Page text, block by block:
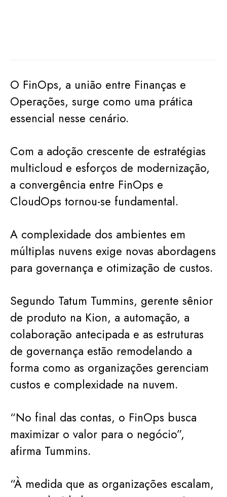
O FinOps, a união entre Finanças e
Operações, surge como uma prática
essencial nesse cenário.
Com a adoção crescente de estratégias
multicloud e esforços de modernização,
a convergência entre FinOps e
CloudOps tornou-se fundamental.
A complexidade dos ambientes em
múltiplas nuvens exige novas abordagens
para governança e otimização de custos.
Segundo Tatum Tummins, gerente sênior
de produto na Kion, a automação, a
colaboração antecipada e as estruturas
de governança estão remodelando a
forma como as organizações gerenciam
custos e complexidade na nuvem.
“No final das contas, o FinOps busca
maximizar o valor para o negócio”,
afirma Tummins.
“À medida que as organizações escalam,